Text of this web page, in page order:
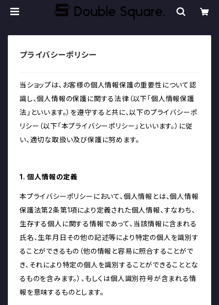
プライバシーポリシー
当ショップは、お客様の個人情報保護の重要性について認
識し、個人情報の保護に関する法律（以下「個人情報保護
法」といいます。）を遵守すると共に、以下のプライバシーポ
リシー（以下「本プライバシーポリシー」といいます。）に従
い、適切な取扱い及び保護に努めます。
1. 個人情報の定義
本プライバシーポリシーにおいて、個人情報とは、個人情報
保護法第2条第1項により定義された個人情報、すなわち、
生存する個人に関する情報であって、当該情報に含まれる
氏名、生年月日その他の記述等により特定の個人を識別す
ることができるもの（他の情報と容易に照合することがで
き、それにより特定の個人を識別することができることとな
るものを含みます。）、もしくは個人識別符号が含まれる情
報を意味するものとします。